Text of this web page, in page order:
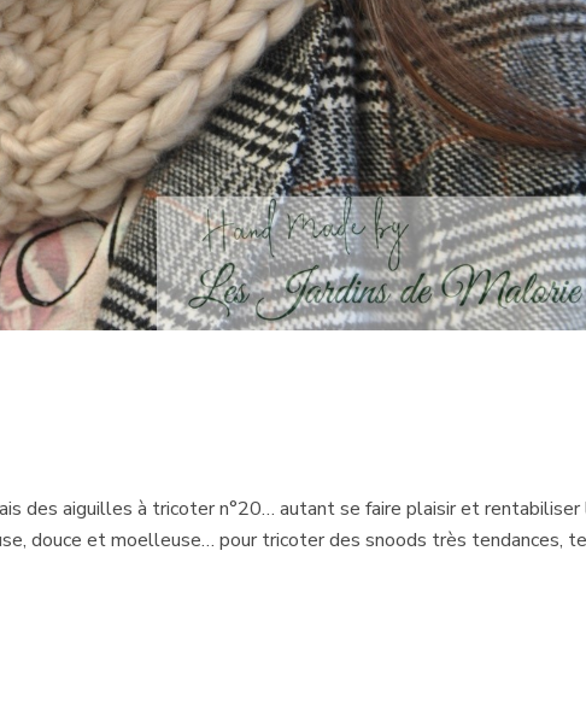
des aiguilles à tricoter n°20… autant se faire plaisir et rentabiliser
douce et moelleuse… pour tricoter des snoods très tendances,